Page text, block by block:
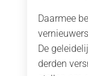
Daarmee
De
derden